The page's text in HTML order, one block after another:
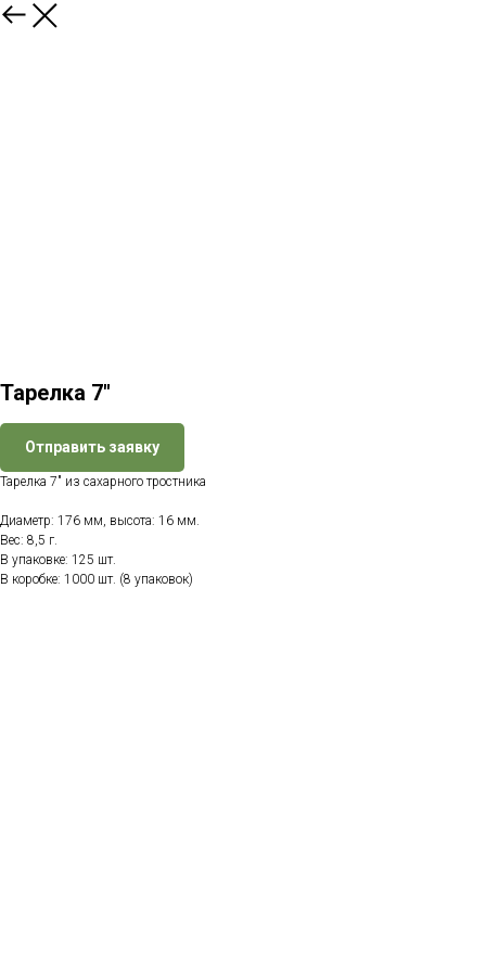
Назад
Тарелка 7″
Отправить заявку
Тарелка 7″ из сахарного тростника
Диаметр: 176 мм, высота: 16 мм.
Вес: 8,5 г.
В упаковке: 125 шт.
В коробке: 1000 шт. (8 упаковок)